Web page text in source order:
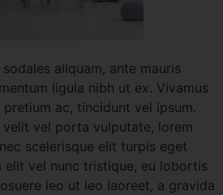
aliquam, ante mauris
ligula nibh ut ex. Vivamus
pretium ac, tincidunt vel ipsum.
velit vel porta vulputate, lorem
scelerisque elit turpis eget
elit vel nunc tristique, eu lobortis
leo ut leo laoreet, a gravida